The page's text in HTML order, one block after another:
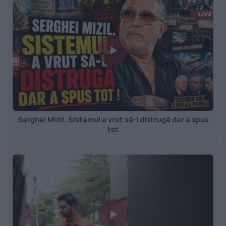
Serghei Mizil. Sistemul a vrut să-l distrugă dar a spus
tot